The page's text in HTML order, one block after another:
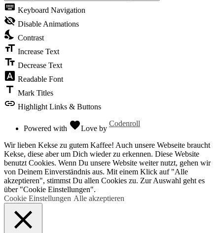
keyboard Keyboard Navigation
visibility_off Disable Animations
nights_stay Contrast
format_size Increase Text
text_fields Decrease Text
font_download Readable Font
title Mark Titles
link Highlight Links & Buttons
Powered with favoriteLove by
Codenroll
Wir lieben Kekse zu gutem Kaffee! Auch unsere Webseite braucht
Kekse, diese aber um Dich wieder zu erkennen. Diese Website
benutzt Cookies. Wenn Du unsere Website weiter nutzt, gehen wir
von Deinem Einverständnis aus. Mit einem Klick auf "Alle
akzeptieren", stimmst Du allen Cookies zu. Zur Auswahl geht es
über "Cookie Einstellungen".
Cookie Einstellungen Alle akzeptieren